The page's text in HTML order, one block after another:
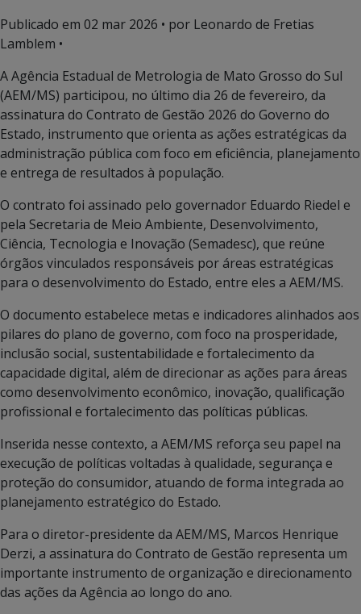
Publicado em 02 mar 2026 • por Leonardo de Fretias
Lamblem •
A Agência Estadual de Metrologia de Mato Grosso do Sul
(AEM/MS) participou, no último dia 26 de fevereiro, da
assinatura do Contrato de Gestão 2026 do Governo do
Estado, instrumento que orienta as ações estratégicas da
administração pública com foco em eficiência, planejamento
e entrega de resultados à população.
O contrato foi assinado pelo governador Eduardo Riedel e
pela Secretaria de Meio Ambiente, Desenvolvimento,
Ciência, Tecnologia e Inovação (Semadesc), que reúne
órgãos vinculados responsáveis por áreas estratégicas
para o desenvolvimento do Estado, entre eles a AEM/MS.
O documento estabelece metas e indicadores alinhados aos
pilares do plano de governo, com foco na prosperidade,
inclusão social, sustentabilidade e fortalecimento da
capacidade digital, além de direcionar as ações para áreas
como desenvolvimento econômico, inovação, qualificação
profissional e fortalecimento das políticas públicas.
Inserida nesse contexto, a AEM/MS reforça seu papel na
execução de políticas voltadas à qualidade, segurança e
proteção do consumidor, atuando de forma integrada ao
planejamento estratégico do Estado.
Para o diretor-presidente da AEM/MS, Marcos Henrique
Derzi, a assinatura do Contrato de Gestão representa um
importante instrumento de organização e direcionamento
das ações da Agência ao longo do ano.